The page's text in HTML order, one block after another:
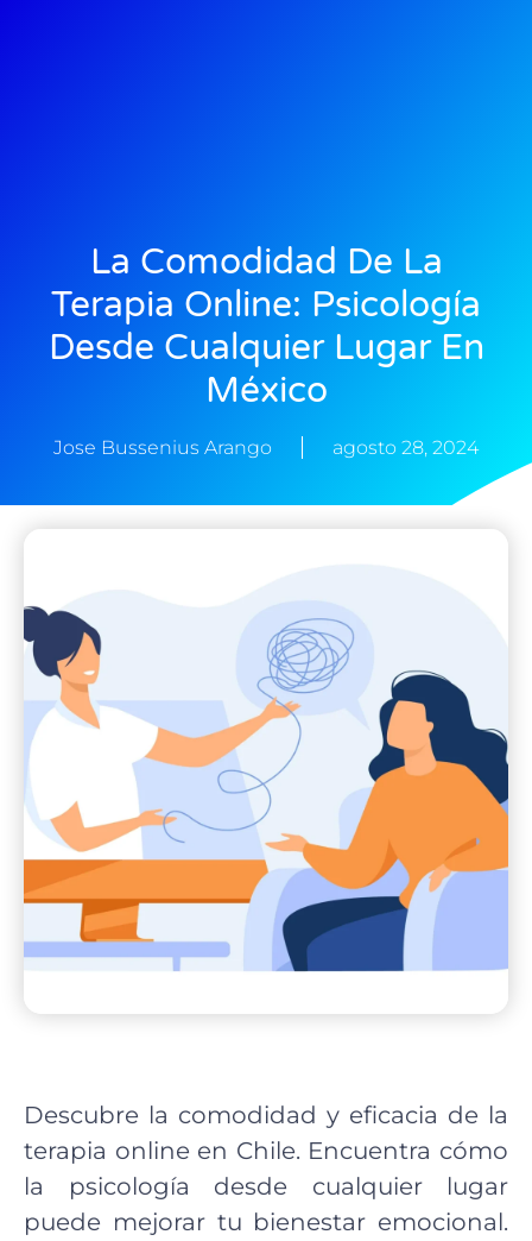
La Comodidad De La
Terapia Online: Psicología
Desde Cualquier Lugar En
México
Jose Bussenius Arango agosto 28, 2024
Descubre la comodidad y eficacia de la
terapia online en Chile. Encuentra cómo
la psicología desde cualquier lugar
puede mejorar tu bienestar emocional.